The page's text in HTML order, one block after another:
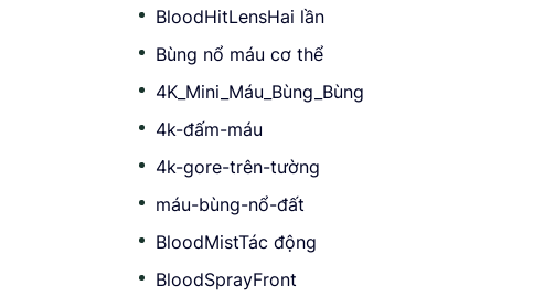
BloodHitLensHai lần
Bùng nổ máu cơ thể
4K_Mini_Máu_Bùng_Bùng
4k-đấm-máu
4k-gore-trên-tường
máu-bùng-nổ-đất
BloodMistTác động
BloodSprayFront